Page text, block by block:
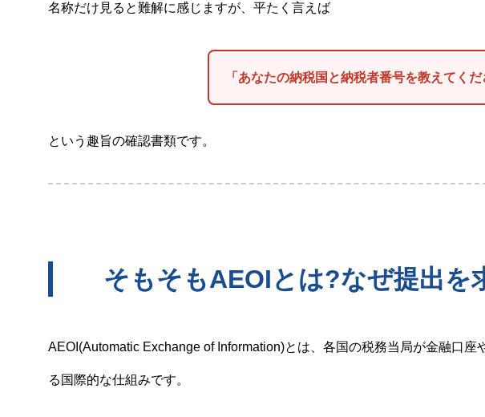
名称だけ見ると難解に感じますが、平たく言えば
「あなたの納税国と納税者番号を教えてくだ
という趣旨の確認書類です。
そもそもAEOIとは?なぜ提出を
AEOI(Automatic Exchange of Information)とは、各国の税務当局が金融口座
る国際的な仕組みです。